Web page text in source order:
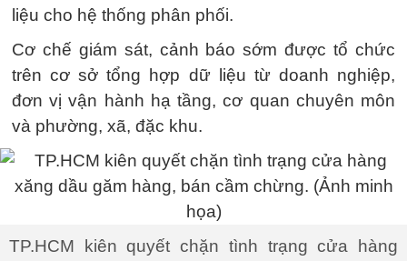
liệu cho hệ thống phân phối.
Cơ chế giám sát, cảnh báo sớm được tổ chức
trên cơ sở tổng hợp dữ liệu từ doanh nghiệp,
đơn vị vận hành hạ tầng, cơ quan chuyên môn
và phường, xã, đặc khu.
TP.HCM kiên quyết chặn tình trạng cửa hàng